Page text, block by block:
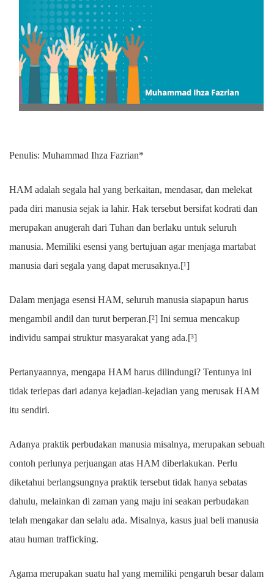
Penulis: Muhammad Ihza Fazrian*
HAM adalah segala hal yang berkaitan, mendasar, dan melekat
pada diri manusia sejak ia lahir. Hak tersebut bersifat kodrati dan
merupakan anugerah dari Tuhan dan berlaku untuk seluruh
manusia. Memiliki esensi yang bertujuan agar menjaga martabat
manusia dari segala yang dapat merusaknya.[¹]
Dalam menjaga esensi HAM, seluruh manusia siapapun harus
mengambil andil dan turut berperan.[²] Ini semua mencakup
individu sampai struktur masyarakat yang ada.[³]
Pertanyaannya, mengapa HAM harus dilindungi? Tentunya ini
tidak terlepas dari adanya kejadian-kejadian yang merusak HAM
itu sendiri.
Adanya praktik perbudakan manusia misalnya, merupakan sebuah
contoh perlunya perjuangan atas HAM diberlakukan. Perlu
diketahui berlangsungnya praktik tersebut tidak hanya sebatas
dahulu, melainkan di zaman yang maju ini seakan perbudakan
telah mengakar dan selalu ada. Misalnya, kasus jual beli manusia
atau human trafficking.
Agama merupakan suatu hal yang memiliki pengaruh besar dalam